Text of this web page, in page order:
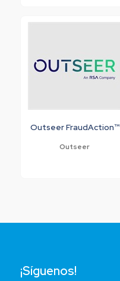
Outseer FraudAction™
Outseer
¡Síguenos!